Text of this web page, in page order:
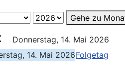
Gehe zu
Donnerstag, 14. Mai 2026
14. Mai 2026Folgetag